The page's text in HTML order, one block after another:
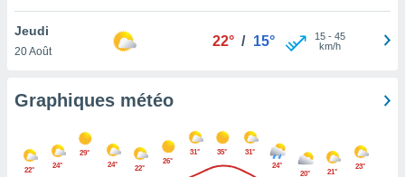
que
sur le
Jeudi
20 Août
22° / 15° 15- 45
km/h
Graphiques météo
22°
24°
29°
24°
22°
26°
31° 35°
31°
24°
20°
21°
23°